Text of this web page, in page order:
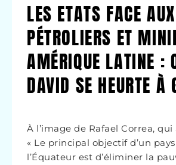
LES ETATS FACE
PÉTROLIERS ET
AMÉRIQUE LATINE :
DAVID SE HEURTE À
À l’image de Rafael Correa,
« Le principal objectif d’un
l’Équateur est d’éliminer la